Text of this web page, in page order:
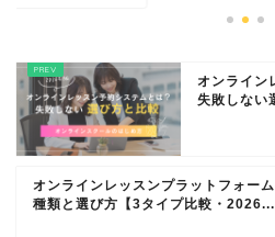
オンライン
失敗しない
オンラインレッスンプラットフォー
種類と選び方【3タイプ比較・2026...